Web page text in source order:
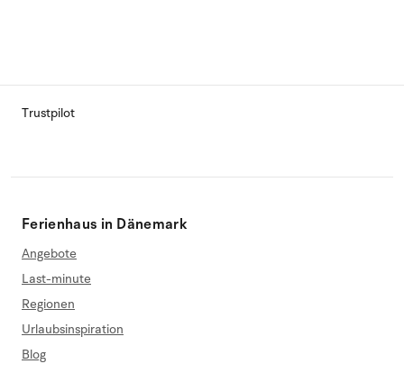
Trustpilot
Ferienhaus in Dänemark
Angebote
Last-minute
Regionen
Urlaubsinspiration
Blog